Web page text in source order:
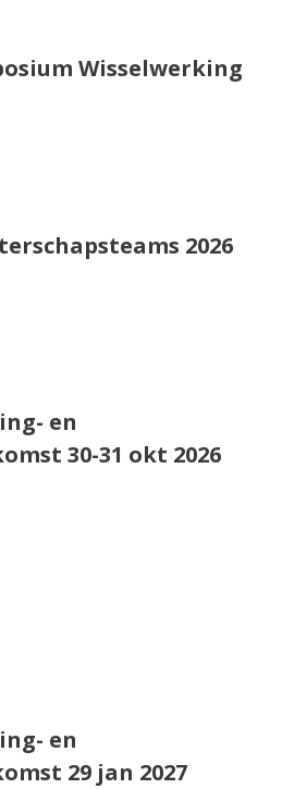
Wisselwerking
2026
en
30-31 okt 2026
en
29 jan 2027